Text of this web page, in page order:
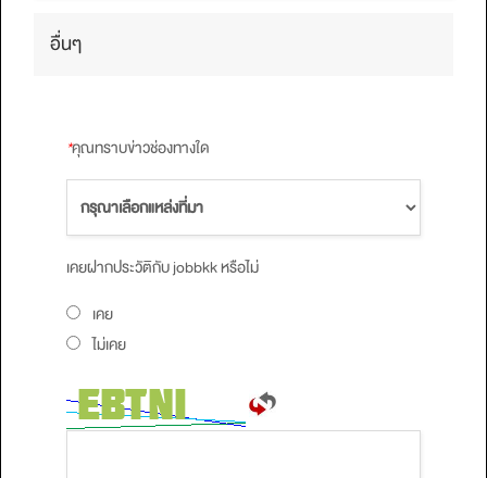
อื่นๆ
*คุณทราบข่าวช่องทางใด
เคยฝากประวัติกับ jobbkk หรือไม่
เคย
ไม่เคย